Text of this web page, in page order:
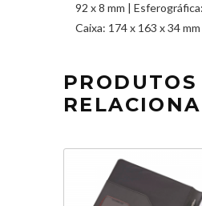
92 x 8 mm |
Caixa: 174 x 163 x 34 mm
PRODUTOS